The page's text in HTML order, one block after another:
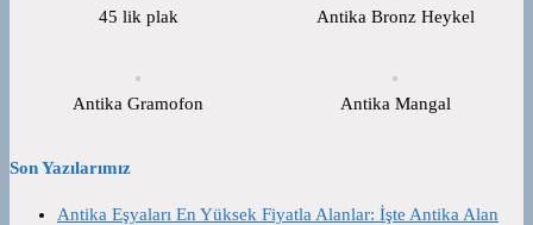
45 lik plak Antika Bronz Heykel
Antika Gramofon Antika Mangal
Son Yazılarımız
Antika Eşyaları En Yüksek Fiyatla Alanlar: İşte Antika Alan